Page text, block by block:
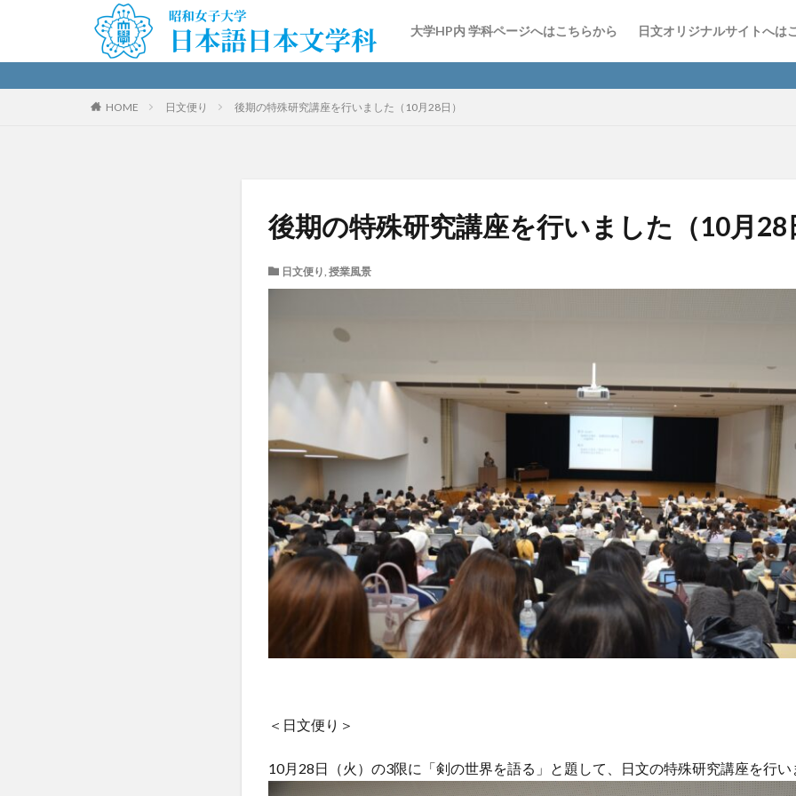
大学HP内 学科ページへはこちらから 日文オリジナルサイトへは
HOME 日文便り 後期の特殊研究講座を行いました（10月28日）
後期の特殊研究講座を行いました（10月28
日文便り, 授業風景
＜日文便り＞
10月28日（火）の3限に「剣の世界を語る」と題して、日文の特殊研究講座を行い